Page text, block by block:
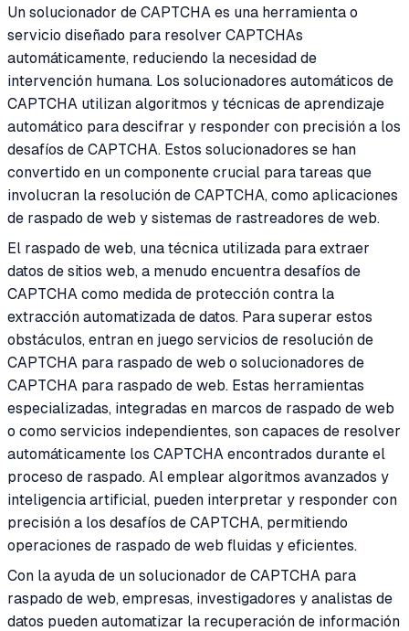
Un solucionador de CAPTCHA es una herramienta o
servicio diseñado para resolver CAPTCHAs
automáticamente, reduciendo la necesidad de
intervención humana. Los solucionadores automáticos de
CAPTCHA utilizan algoritmos y técnicas de aprendizaje
automático para descifrar y responder con precisión a los
desafíos de CAPTCHA. Estos solucionadores se han
convertido en un componente crucial para tareas que
involucran la resolución de CAPTCHA, como aplicaciones
de raspado de web y sistemas de rastreadores de web.
El raspado de web, una técnica utilizada para extraer
datos de sitios web, a menudo encuentra desafíos de
CAPTCHA como medida de protección contra la
extracción automatizada de datos. Para superar estos
obstáculos, entran en juego servicios de resolución de
CAPTCHA para raspado de web o solucionadores de
CAPTCHA para raspado de web. Estas herramientas
especializadas, integradas en marcos de raspado de web
o como servicios independientes, son capaces de resolver
automáticamente los CAPTCHA encontrados durante el
proceso de raspado. Al emplear algoritmos avanzados y
inteligencia artificial, pueden interpretar y responder con
precisión a los desafíos de CAPTCHA, permitiendo
operaciones de raspado de web fluidas y eficientes.
Con la ayuda de un solucionador de CAPTCHA para
raspado de web, empresas, investigadores y analistas de
datos pueden automatizar la recuperación de información